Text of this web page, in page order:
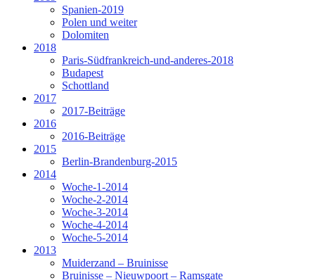
Spanien-2019
Polen und weiter
Dolomiten
2018
Paris-Südfrankreich-und-anderes-2018
Budapest
Schottland
2017
2017-Beiträge
2016
2016-Beiträge
2015
Berlin-Brandenburg-2015
2014
Woche-1-2014
Woche-2-2014
Woche-3-2014
Woche-4-2014
Woche-5-2014
2013
Muiderzand – Bruinisse
Bruinisse – Nieuwpoort – Ramsgate